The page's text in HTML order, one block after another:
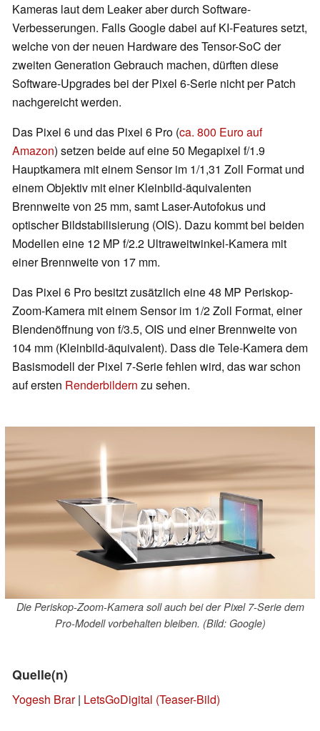
Kameras laut dem Leaker aber durch Software-
Verbesserungen. Falls Google dabei auf KI-Features setzt,
welche von der neuen Hardware des Tensor-SoC der
zweiten Generation Gebrauch machen, dürften diese
Software-Upgrades bei der Pixel 6-Serie nicht per Patch
nachgereicht werden.
Das Pixel 6 und das Pixel 6 Pro (ca. 800 Euro auf
Amazon) setzen beide auf eine 50 Megapixel f/1.9
Hauptkamera mit einem Sensor im 1/1,31 Zoll Format und
einem Objektiv mit einer Kleinbild-äquivalenten
Brennweite von 25 mm, samt Laser-Autofokus und
optischer Bildstabilisierung (OIS). Dazu kommt bei beiden
Modellen eine 12 MP f/2.2 Ultraweitwinkel-Kamera mit
einer Brennweite von 17 mm.
Das Pixel 6 Pro besitzt zusätzlich eine 48 MP Periskop-
Zoom-Kamera mit einem Sensor im 1/2 Zoll Format, einer
Blendenöffnung von f/3.5, OIS und einer Brennweite von
104 mm (Kleinbild-äquivalent). Dass die Tele-Kamera dem
Basismodell der Pixel 7-Serie fehlen wird, das war schon
auf ersten Renderbildern zu sehen.
Die Periskop-Zoom-Kamera soll auch bei der Pixel 7-Serie dem
Pro-Modell vorbehalten bleiben. (Bild: Google)
Quelle(n)
Yogesh Brar| LetsGoDigital (Teaser-Bild)